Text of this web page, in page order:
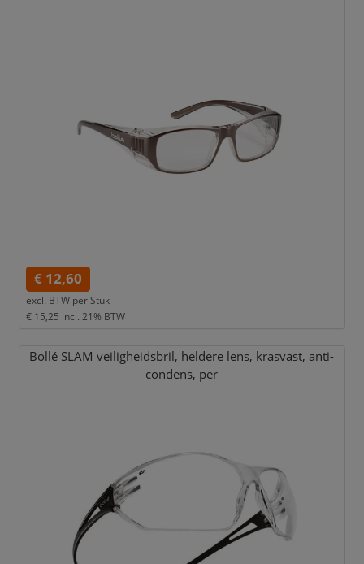
€ 12,60
excl. BTW per Stuk
€ 15,25 incl. 21% BTW
Bollé SLAM veiligheidsbril, heldere lens, krasvast, anti-
condens, per